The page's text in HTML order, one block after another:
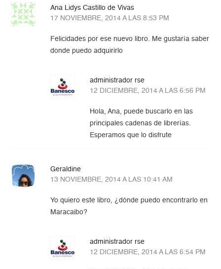
Ana Lidys Castillo de Vivas
17 NOVIEMBRE, 2014 A LAS 8:53 PM
Felicidades por ese nuevo libro. Me gustaría saber
donde puedo adquirirlo
administrador rse
12 DICIEMBRE, 2014 A LAS 6:56 PM
Hola, Ana, puede buscarlo en las
principales cadenas de librerías.
Esperamos que lo disfrute
Geraldine
13 NOVIEMBRE, 2014 A LAS 10:41 AM
Yo quiero este libro, ¿dónde puedo encontrarlo en
Maracaibo?
administrador rse
12 DICIEMBRE, 2014 A LAS 6:54 PM